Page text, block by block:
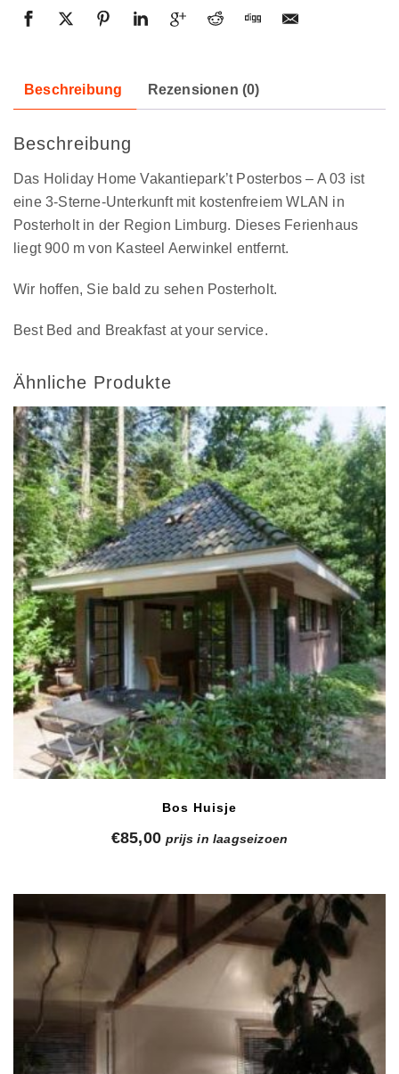
Beschreibung Rezensionen (0)
Beschreibung
Das Holiday Home Vakantiepark’t Posterbos – A 03 ist
eine 3-Sterne-Unterkunft mit kostenfreiem WLAN in
Posterholt in der Region Limburg. Dieses Ferienhaus
liegt 900 m von Kasteel Aerwinkel entfernt.
Wir hoffen, Sie bald zu sehen Posterholt.
Best Bed and Breakfast at your service.
Ähnliche Produkte
Bos Huisje
€85,00 prijs in laagseizoen